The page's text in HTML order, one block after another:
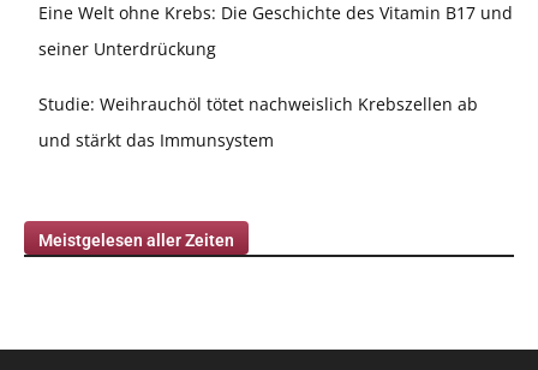
Eine Welt ohne Krebs: Die Geschichte des Vitamin B17 und
seiner Unterdrückung
Studie: Weihrauchöl tötet nachweislich Krebszellen ab
und stärkt das Immunsystem
Meistgelesen aller Zeiten